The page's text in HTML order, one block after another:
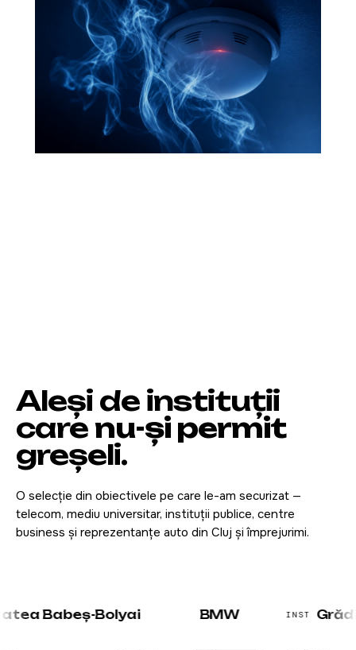
Aleși de instituții
carenu-și permit
greșeli.
O selecție din obiectivele pe care le-am securizat —
telecom, mediu universitar, instituții publice, centre
business și reprezentanțe auto din Cluj și împrejurimi.
Bolyai BMW Grădina